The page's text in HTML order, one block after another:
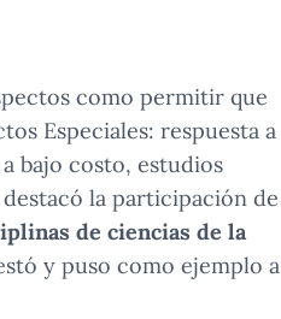
como permitir que
Especiales: respuesta a
bajo costo, estudios
la participación de
de ciencias de la
y puso como ejemplo a